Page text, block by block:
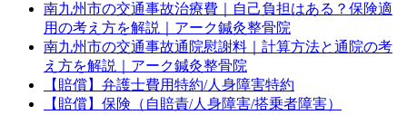
南九州市の交通事故治療費｜自己負担はある？保険適
用の考え方を解説｜アーク鍼灸整骨院
南九州市の交通事故通院慰謝料｜計算方法と通院の考
え方を解説｜アーク鍼灸整骨院
【賠償】弁護士費用特約/人身障害特約
【賠償】保険（自賠責/人身障害/搭乗者障害）